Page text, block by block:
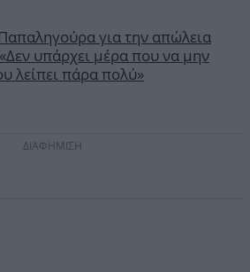
για την απώλεια
υπάρχει μέρα που να μην
λείπει πάρα πολύ»
ΔΙΑΦΗΜΙΣΗ